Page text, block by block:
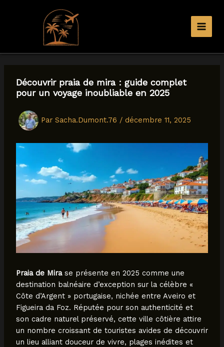
Aller
contenuDécouvrir praia de mira : guide complet
pour un voyage inoubliable en 2025
Par Sacha.Dumont.76 / décembre 11, 2025
Praia de Mirase présente en 2025 comme une
destination balnéaire d’exception sur la célèbre «
Côte d’Argent » portugaise, nichée entre Aveiro et
Figueira da Foz. Réputée pour son authenticité et
son cadre naturel préservé, cette ville côtière attire
un nombre croissant de touristes avides de découvrir
un lieu alliant douceur de vivre, plages inédites et